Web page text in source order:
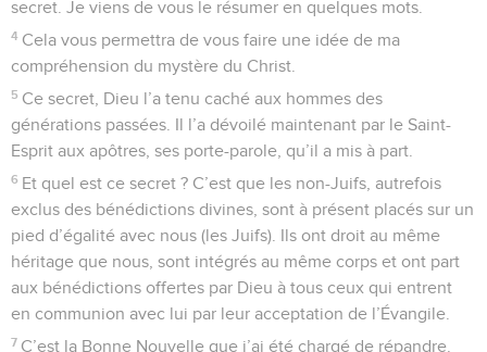
secret. Je viens de vous le résumer en quelques mots.
4 Cela vous permettra de vous faire une idée de ma
compréhension du mystère du Christ.
5 Ce secret, Dieu l’a tenu caché aux hommes des
générations passées. Il l’a dévoilé maintenant par le Saint-
Esprit aux apôtres, ses porte-parole, qu’il a mis à part.
6 Et quel est ce secret ? C’est que les non-Juifs, autrefois
exclus des bénédictions divines, sont à présent placés sur un
pied d’égalité avec nous (les Juifs). Ils ont droit au même
héritage que nous, sont intégrés au même corps et ont part
aux bénédictions offertes par Dieu à tous ceux qui entrent
en communion avec lui par leur acceptation de l’Évangile.
7 C’est la Bonne Nouvelle que j’ai été chargé de répandre.